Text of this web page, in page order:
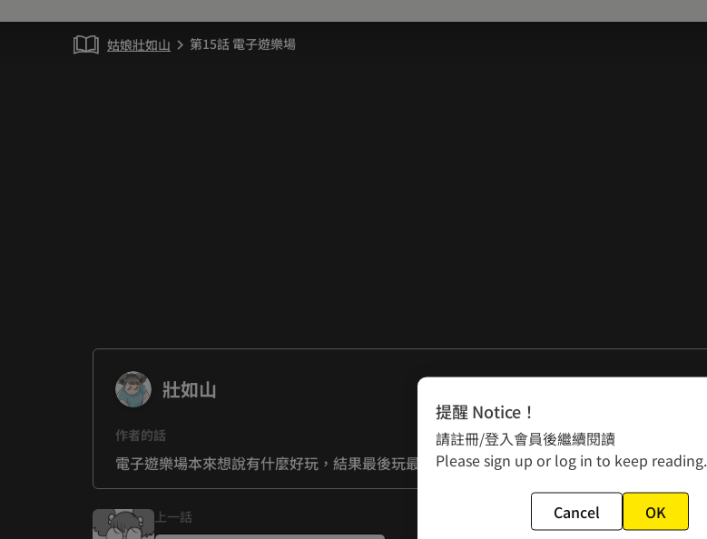
姑娘壯如山 chevron_right 第15話 電子遊樂場
壯如山
作者的話
電子遊樂場本來想說有什麼好玩，結果最後玩最嗨
上一話
提醒 Notice！
請註冊/登入會員後繼續閱讀
Please sign up or log in to keep reading.
Cancel OK